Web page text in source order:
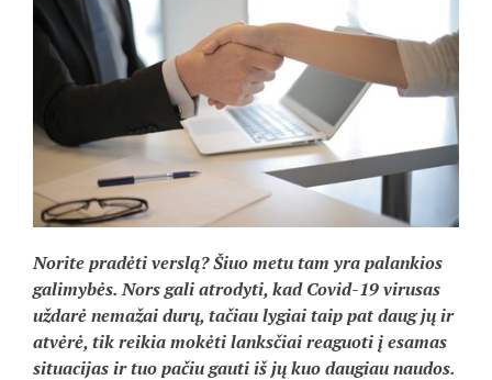
Norite pradėti verslą? Šiuo metu tam yra palankios
galimybės. Nors gali atrodyti, kad Covid-19 virusas
uždarė nemažai durų, tačiau lygiai taip pat daug jų ir
atvėrė, tik reikia mokėti lanksčiai reaguoti į esamas
situacijas ir tuo pačiu gauti iš jų kuo daugiau naudos.